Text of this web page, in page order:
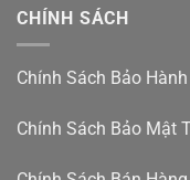
CHÍNH SÁCH
Chính Sách Bảo Hành
Chính Sách Bảo Mật